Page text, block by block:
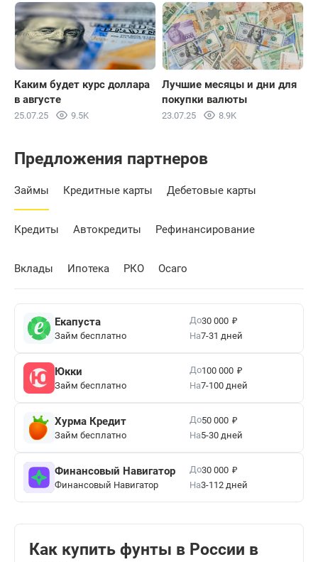
86.2125 +0.5761 Рассчитать
Новозеландский доллар 1 NZD
48.2194 +0.254 Рассчитать
Катарский риал
22.5732 +0.2084
Румынский лей
18.0253 +0.1362 Рассчитать
Сербский динар 100 RSD
80.6975 +0.5886 Рассчитать
Шведская крона
86.8149 +1.0225 Рассчитать
Каким будет курс доллара
в августе
25.07.25 9.5K
Лучшие месяцы и дни для
покупки валюты
23.07.25 8.9K
Предложения партнеров
Займы Кредитные карты Дебетовые карты
Кредиты Автокредиты Рефинансирование
Вклады Ипотека РКО Осаго
Екапуста
Займ бесплатно
До30 000 ₽
На7-31 дней
Юкки
Займ бесплатно
До100 000 ₽
На7-100 дней
Хурма Кредит
Займ бесплатно
До50 000 ₽
На5-30 дней
Финансовый Навигатор
Финансовый Навигатор
До30 000 ₽
На3-112 дней
Как купить фунты в России в